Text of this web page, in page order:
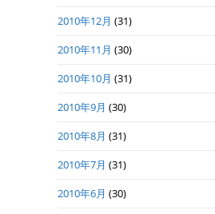
2010年12月 (31)
2010年11月 (30)
2010年10月 (31)
2010年9月 (30)
2010年8月 (31)
2010年7月 (31)
2010年6月 (30)